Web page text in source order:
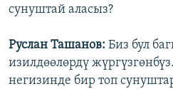
сунуштай аласыз?
Руслан Ташанов: Биз бул
изилдөөлөрдү
негизинде бир топ